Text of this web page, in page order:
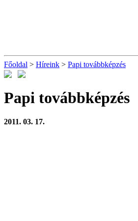
Főoldal > Híreink > Papi továbbképzés
Papi továbbképzés
2011. 03. 17.